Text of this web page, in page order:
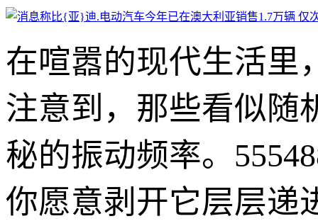
在喧嚣的现代生活里
注意到，那些看似随
秘的振动频率。
你愿意剥开它层层递